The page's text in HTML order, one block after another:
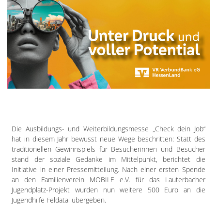
Schwalm
Fulda
Gießen
Impressum
Datenschutzerklärung
Die Ausbildungs- und Weiterbildungsmesse „Check dein Job“
hat in diesem Jahr bewusst neue Wege beschritten: Statt des
traditionellen Gewinnspiels für Besucherinnen und Besucher
stand der soziale Gedanke im Mittelpunkt, berichtet die
Initiative in einer Pressemitteilung. Nach einer ersten Spende
an den Familienverein MOBILE e.V. für das Lauterbacher
Jugendplatz-Projekt wurden nun weitere 500 Euro an die
Jugendhilfe Feldatal übergeben.